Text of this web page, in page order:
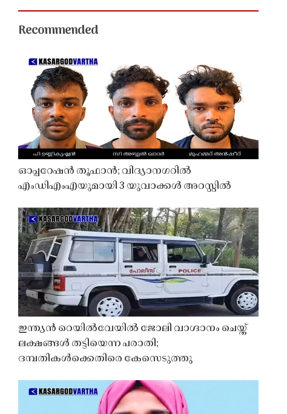
Recommended
ഓപ്പറേഷൻ തൂഫാൻ; വിദ്യാനഗറിൽ
എംഡിഎംഎയുമായി 3 യുവാക്കൾ അറസ്റ്റിൽ
ഇന്ത്യൻ റെയിൽവേയിൽ ജോലി വാഗ്ദാനം ചെയ്ത്
ലക്ഷങ്ങൾ തട്ടിയെന്ന പരാതി;
ദമ്പതികൾക്കെതിരെ കേസെടുത്തു